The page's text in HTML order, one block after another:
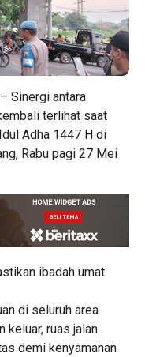
Sinergi antara
terlihat saat
Adha 1447 H di
Rabu pagi 27 Mei
ibadah umat
di seluruh area
keluar, ruas jalan
demi kenyamanan